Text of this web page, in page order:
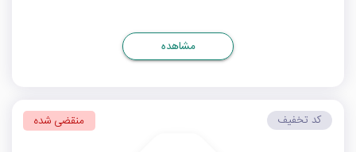
مشاهده
کد تخفیف منقضی شده